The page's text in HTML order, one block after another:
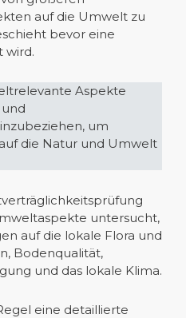
auf die Umwelt zu
bevor eine
wird.
Aspekte
um
die Natur und Umwelt
untersucht,
auf die lokale Flora und
Bodenqualität,
und das lokale Klima.
eine detaillierte